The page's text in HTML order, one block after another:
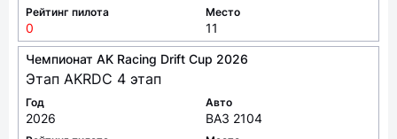
Год
2026
Авто
ВАЗ 2104
Рейтинг пилота
0
Место
Чемпионат AK Racing Drift Cup 2026
Этап AKRDC 4 этап